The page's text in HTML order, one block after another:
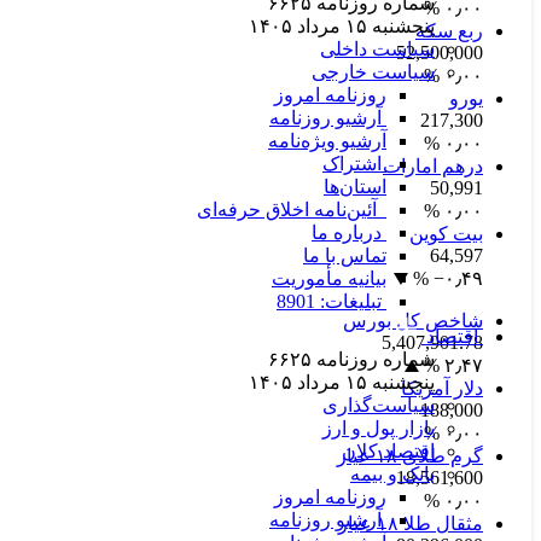
۰٫۰۰ %
ربع سکه
52,500,000
۰٫۰۰ %
یورو
217,300
۰٫۰۰ %
درهم امارات
50,991
۰٫۰۰ %
بیت کوین
64,597
‎−۰٫۴۹ %
شاخص کل بورس
5,407,901.78
۲٫۴۷ %
دلار آمریکا
188,000
۰٫۰۰ %
گرم طلای ۱۸ عیار
18,561,600
۰٫۰۰ %
مثقال طلا ۱۸ عیار
پنجشنبه ۱۵ مرداد ۱۴۰۵
سیاست داخلی
سیاست خارجی
روزنامه امروز
آرشیو روزنامه
آرشیو ویژه‌نامه
اشتراک
استان‌ها
آئین‌نامه اخلاق حرفه‌ای
درباره ما
تماس با ما
بیانیه مأموریت
تبلیغات: 8901
اقتصاد
شماره روزنامه ۶۶۲۵
پنجشنبه ۱۵ مرداد ۱۴۰۵
سیاست‌گذاری
بازار پول و ارز
اقتصاد کلان
بانک و بیمه
روزنامه امروز
آرشیو روزنامه